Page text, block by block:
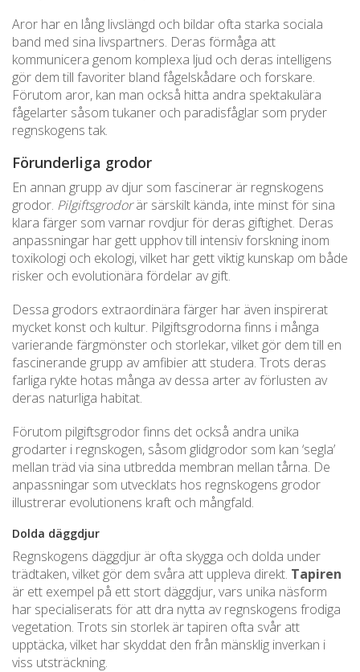
Aror har en lång livslängd och bildar ofta starka sociala
band med sina livspartners. Deras förmåga att
kommunicera genom komplexa ljud och deras intelligens
gör dem till favoriter bland fågelskådare och forskare.
Förutom aror, kan man också hitta andra spektakulära
fågelarter såsom tukaner och paradisfåglar som pryder
regnskogens tak.
Förunderliga grodor
En annan grupp av djur som fascinerar är regnskogens
grodor. Pilgiftsgrodorär särskilt kända, inte minst för sina
klara färger som varnar rovdjur för deras giftighet. Deras
anpassningar har gett upphov till intensiv forskning inom
toxikologi och ekologi, vilket har gett viktig kunskap om både
risker och evolutionära fördelar av gift.
Dessa grodors extraordinära färger har även inspirerat
mycket konst och kultur. Pilgiftsgrodorna finns i många
varierande färgmönster och storlekar, vilket gör dem till en
fascinerande grupp av amfibier att studera. Trots deras
farliga rykte hotas många av dessa arter av förlusten av
deras naturliga habitat.
Förutom pilgiftsgrodor finns det också andra unika
grodarter i regnskogen, såsom glidgrodor som kan ‘segla’
mellan träd via sina utbredda membran mellan tårna. De
anpassningar som utvecklats hos regnskogens grodor
illustrerar evolutionens kraft och mångfald.
Dolda däggdjur
Regnskogens däggdjur är ofta skygga och dolda under
trädtaken, vilket gör dem svåra att uppleva direkt. Tapiren
är ett exempel på ett stort däggdjur, vars unika näsform
har specialiserats för att dra nytta av regnskogens frodiga
vegetation. Trots sin storlek är tapiren ofta svår att
upptäcka, vilket har skyddat den från mänsklig inverkan i
viss utsträckning.